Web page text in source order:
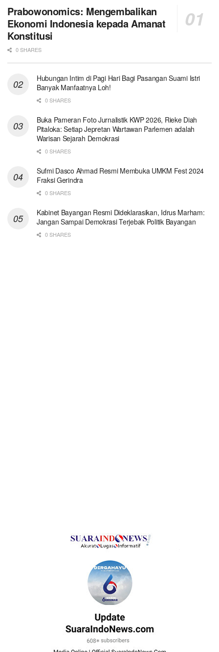
Prabowonomics: Mengembalikan
Ekonomi Indonesia kepada Amanat
Konstitusi
0 SHARES
Hubungan Intim di Pagi Hari Bagi Pasangan Suami Istri
Banyak Manfaatnya Loh!
0 SHARES
Buka Pameran Foto Jurnalistik KWP 2026, Rieke Diah
Pitaloka: Setiap Jepretan Wartawan Parlemen adalah
Warisan Sejarah Demokrasi
0 SHARES
Sufmi Dasco Ahmad Resmi Membuka UMKM Fest 2024
Fraksi Gerindra
0 SHARES
Kabinet Bayangan Resmi Dideklarasikan, Idrus Marham:
Jangan Sampai Demokrasi Terjebak Politik Bayangan
0 SHARES